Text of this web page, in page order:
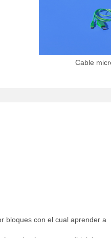
Cable
bloques con el cual aprender a